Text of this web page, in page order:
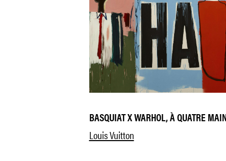
BASQUIAT X WARHOL, À QUATRE
Louis Vuitton